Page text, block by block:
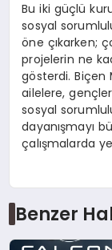
Bu iki güçlü
sosyal
öne çıkarken;
projelerin ne
gösterdi.
ailelere,
sosyal
dayanışmayı
çalışmalarda
Benzer